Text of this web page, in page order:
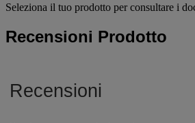
Seleziona il tuo prodotto per consultare i
Recensioni Prodotto